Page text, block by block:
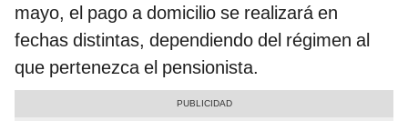
mayo, el pago a domicilio se realizará en
fechas distintas, dependiendo del régimen al
que pertenezca el pensionista.